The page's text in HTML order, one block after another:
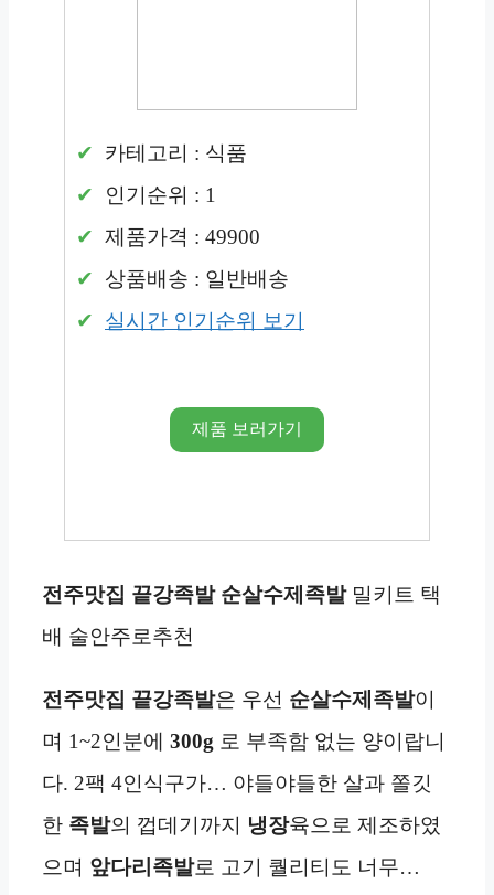
카테고리 : 식품
인기순위 : 1
제품가격 : 49900
상품배송 : 일반배송
실시간 인기순위 보기
제품 보러가기
전주맛집 끝강족발 순살수제족발밀키트 택
배 술안주로추천
전주맛집 끝강족발은 우선 순살수제족발이
며 1~2인분에 300g 로 부족함 없는 양이랍니
다. 2팩 4인식구가… 야들야들한 살과 쫄깃
한 족발의 껍데기까지 냉장육으로 제조하였
으며 앞다리 족발로 고기 퀄리티도 너무…